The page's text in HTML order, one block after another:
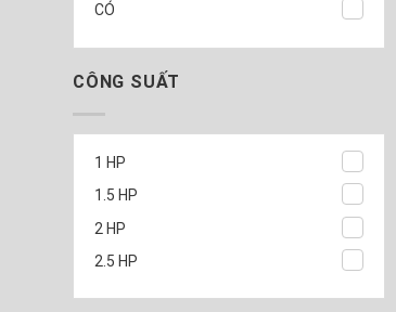
CÓ
CÔNG SUẤT
1 HP
1.5 HP
2 HP
2.5 HP